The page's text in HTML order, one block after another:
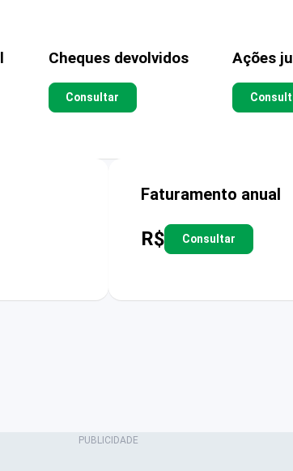
Cheques devolvidos
Consultar
Ações
Faturamento anual
R$ Consultar